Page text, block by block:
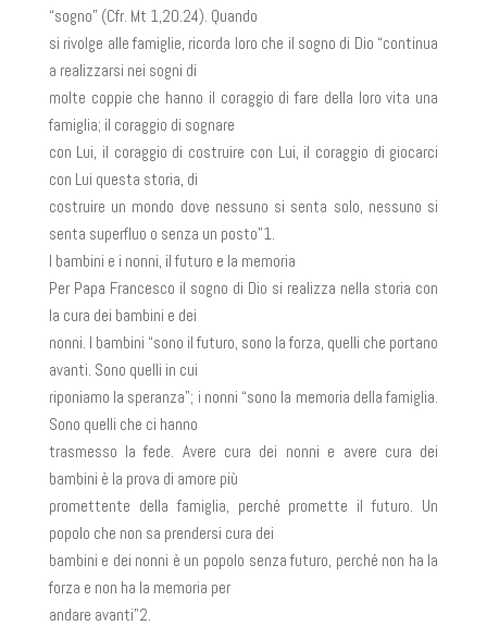
“sogno” (Cfr. Mt 1,20.24). Quando
si rivolge alle famiglie, ricorda loro che il sogno di Dio “continua
a realizzarsi nei sogni di
molte coppie che hanno il coraggio di fare della loro vita una
famiglia; il coraggio di sognare
con Lui, il coraggio di costruire con Lui, il coraggio di giocarci
con Lui questa storia, di
costruire un mondo dove nessuno si senta solo, nessuno si
senta superfluo o senza un posto”1.
I bambini e i nonni, il futuro e la memoria
Per Papa Francesco il sogno di Dio si realizza nella storia con
la cura dei bambini e dei
nonni. I bambini “sono il futuro, sono la forza, quelli che portano
avanti. Sono quelli in cui
riponiamo la speranza”; i nonni “sono la memoria della famiglia.
Sono quelli che ci hanno
trasmesso la fede. Avere cura dei nonni e avere cura dei
bambini è la prova di amore più
promettente della famiglia, perché promette il futuro. Un
popolo che non sa prendersi cura dei
bambini e dei nonni è un popolo senza futuro, perché non ha la
forza e non ha la memoria per
andare avanti”2.